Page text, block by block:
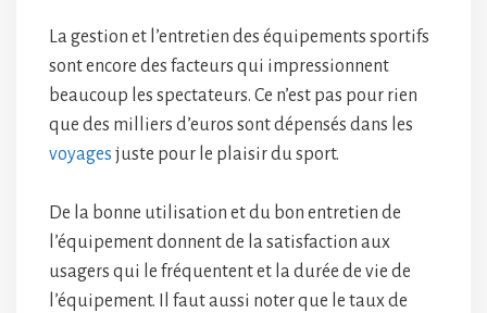
La gestion et l’entretien des équipements sportifs
sont encore des facteurs qui impressionnent
beaucoup les spectateurs. Ce n’est pas pour rien
que des milliers d’euros sont dépensés dans les
voyages juste pour le plaisir du sport.
De la bonne utilisation et du bon entretien de
l’équipement donnent de la satisfaction aux
usagers qui le fréquentent et la durée de vie de
l’équipement. Il faut aussi noter que le taux de